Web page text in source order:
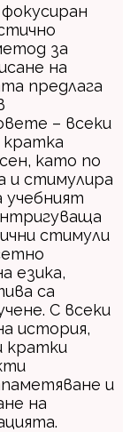
за
на
предлага
– всеки
като по
и стимулира
стимули
езика,
са
С всеки
история,
кратки
и
на